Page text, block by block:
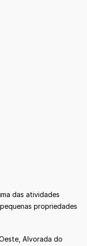
das atividades
propriedades
Alvorada do